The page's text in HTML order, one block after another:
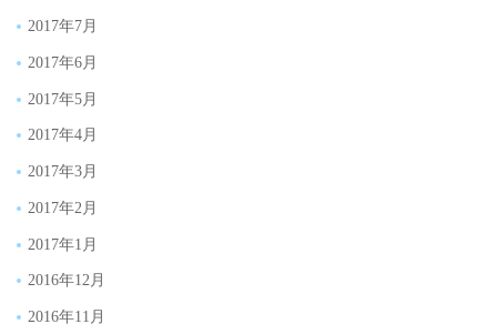
2017年7月
2017年6月
2017年5月
2017年4月
2017年3月
2017年2月
2017年1月
2016年12月
2016年11月